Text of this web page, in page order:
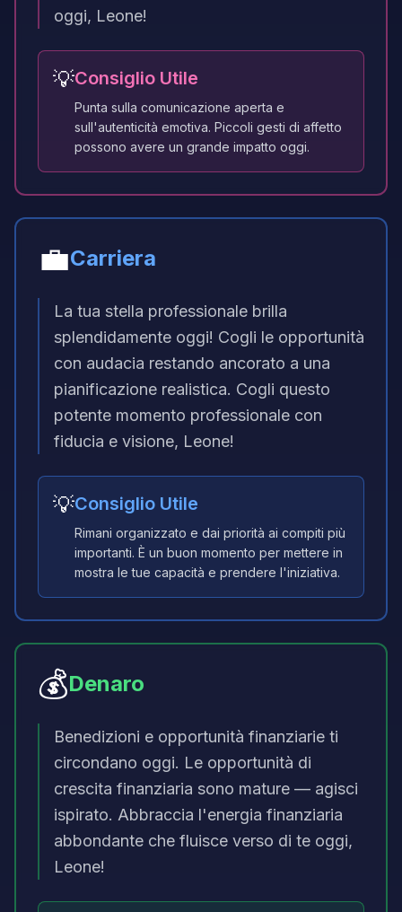
oggi, Leone!
💡Consiglio Utile
Punta sulla comunicazione aperta e
sull'autenticità emotiva. Piccoli gesti di affetto
possono avere un grande impatto oggi.
💼Carriera
La tua stella professionale brilla
splendidamente oggi! Cogli le opportunità
con audacia restando ancorato a una
pianificazione realistica. Cogli questo
potente momento professionale con
fiducia e visione, Leone!
💡Consiglio Utile
Rimani organizzato e dai priorità ai compiti più
importanti. È un buon momento per mettere in
mostra le tue capacità e prendere l'iniziativa.
💰Denaro
Benedizioni e opportunità finanziarie ti
circondano oggi. Le opportunità di
crescita finanziaria sono mature — agisci
ispirato. Abbraccia l'energia finanziaria
abbondante che fluisce verso di te oggi,
Leone!